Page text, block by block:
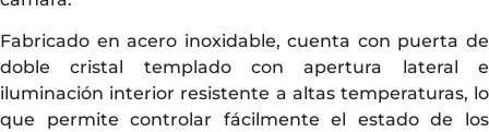
Fabricado en acero inoxidable, cuenta con puerta de
doble cristal templado con apertura lateral e
iluminación interior resistente a altas temperaturas, lo
que permite controlar fácilmente el estado de los